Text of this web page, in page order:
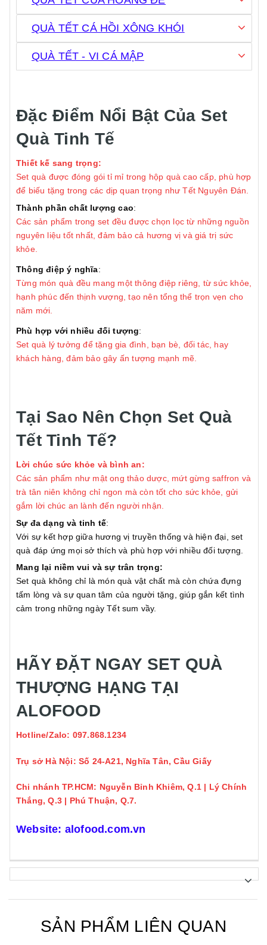
QUÀ TẾT CÁ HỒI XÔNG KHÓI
QUÀ TẾT - VI CÁ MẬP
Đặc Điểm Nổi Bật Của Set
Quà Tinh Tế
Thiết kế sang trọng:
Set quà được đóng gói tỉ mỉ trong hộp quà cao cấp, phù hợp
để biếu tặng trong các dịp quan trọng như Tết Nguyên Đán.
Thành phần chất lượng cao:
Các sản phẩm trong set đều được chọn lọc từ những nguồn
nguyên liệu tốt nhất, đảm bảo cả hương vị và giá trị sức
khỏe.
Thông điệp ý nghĩa:
Từng món quà đều mang một thông điệp riêng, từ sức khỏe,
hạnh phúc đến thịnh vượng, tạo nên tổng thể trọn vẹn cho
năm mới.
Phù hợp với nhiều đối tượng:
Set quà lý tưởng để tặng gia đình, bạn bè, đối tác, hay
khách hàng, đảm bảo gây ấn tượng mạnh mẽ.
Tại Sao Nên Chọn Set Quà
Tết Tinh Tế?
Lời chúc sức khỏe và bình an:
Các sản phẩm như mật ong thảo dược, mứt gừng saffron và
trà tân niên không chỉ ngon mà còn tốt cho sức khỏe, gửi
gắm lời chúc an lành đến người nhận.
Sự đa dạng và tinh tế:
Với sự kết hợp giữa hương vị truyền thống và hiện đại, set
quà đáp ứng mọi sở thích và phù hợp với nhiều đối tượng.
Mang lại niềm vui và sự trân trọng:
Set quà không chỉ là món quà vật chất mà còn chứa đựng
tấm lòng và sự quan tâm của người tặng, giúp gắn kết tình
cảm trong những ngày Tết sum vầy.
HÃY ĐẶT NGAY SET QUÀ
THƯỢNG HẠNG TẠI
ALOFOOD
Hotline/Zalo: 097.868.1234
Trụ sở Hà Nội: Số 24-A21, Nghĩa Tân, Cầu Giấy
Chi nhánh TP.HCM: Nguyễn Bỉnh Khiêm, Q.1 | Lý Chính
Thắng, Q.3 | Phú Thuận, Q.7.
Website: alofood.com.vn
SẢN PHẨM LIÊN QUAN